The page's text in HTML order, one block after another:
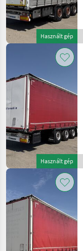
Használt gép
Használt gép